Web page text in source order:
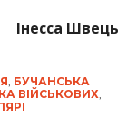
Інесса Швець
, БУЧАНСЬКА
ВІЙСЬКОВИХ,